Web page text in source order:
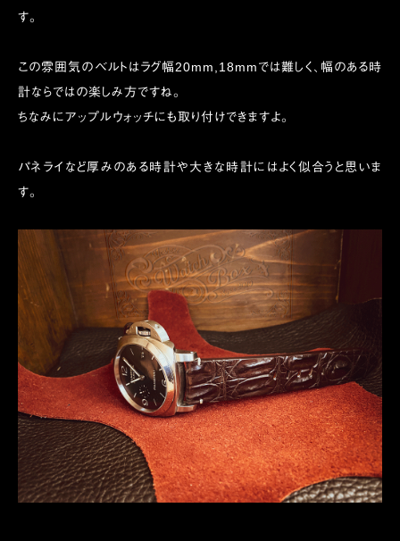
す。
この雰囲気のベルトはラグ幅20mm,18mmでは難しく、幅のある時
計ならではの楽しみ方ですね。
ちなみにアップルウォッチにも取り付けできますよ。
パネライなど厚みのある時計や大きな時計にはよく似合うと思いま
す。